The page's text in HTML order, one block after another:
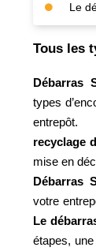
Le
Tous les
Débarras
types
entrepôt.
recyclage
mise en
Débarras
votre
Le
étapes,